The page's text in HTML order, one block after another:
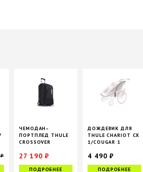
ЧЕМОДАН–
ПОРТПЛЕД THULE
CROSSOVER
27 190 ₽
33 990 ₽
ПОДРОБНЕЕ
ДОЖДЕВИК ДЛЯ
THULE CHARIOT CX
1/COUGAR 1
4 490 ₽
ПОДРОБНЕЕ